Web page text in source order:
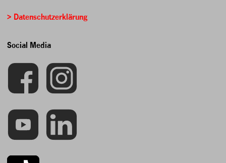
> Datenschutzerklärung
Social Media